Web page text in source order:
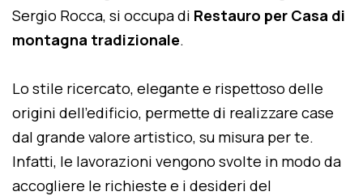
Sergio Rocca, si occupa di Restauro per Casa di
montagna tradizionale.
Lo stile ricercato, elegante e rispettoso delle
origini dell'edificio, permette di realizzare case
dal grande valore artistico, su misura per te.
Infatti, le lavorazioni vengono svolte in modo da
accogliere le richieste e i desideri del